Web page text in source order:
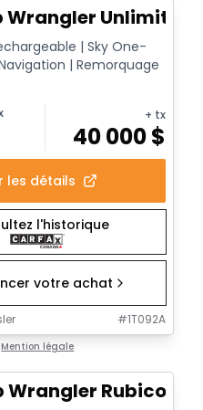
Wrangler Unlimited
| Sky One-
| Remorquage
+ tx
40 000$
les détails
l'historique
votre achat
#1T092A
Mention légale
Wrangler Rubicon